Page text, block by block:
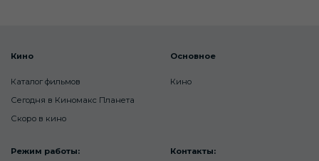
Кино
Каталог фильмов
Сегодня в Киномакс Планета
Скоро в кино
Основное
Кино
Режим работы: Контакты: